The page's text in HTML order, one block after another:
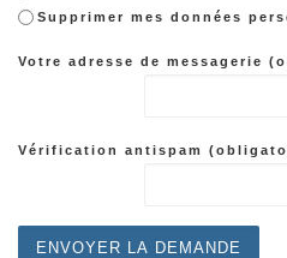
Supprimer mes données
Votre adresse de messagerie
Vérification antispam